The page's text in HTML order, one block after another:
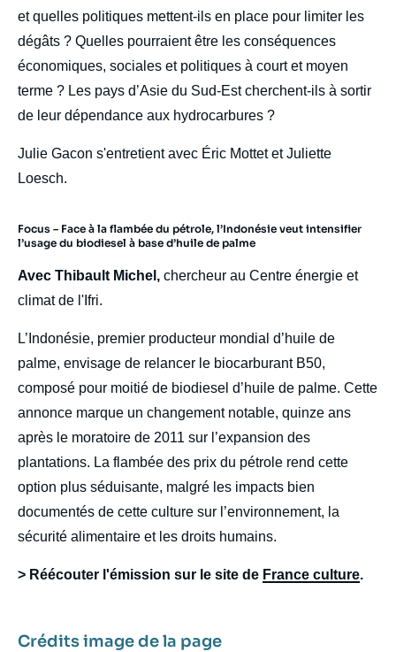
et quelles politiques mettent-ils en place pour limiter les
dégâts ? Quelles pourraient être les conséquences
économiques, sociales et politiques à court et moyen
terme ? Les pays d’Asie du Sud-Est cherchent-ils à sortir
de leur dépendance aux hydrocarbures ?
Julie Gacon s'entretient avec Éric Mottet et Juliette
Loesch.
Focus – Face à la flambée du pétrole, l’Indonésie veut intensifier
l’usage du biodiesel à base d’huile de palme
Avec Thibault Michel, chercheur au Centre énergie et
climat de l'Ifri.
L’Indonésie, premier producteur mondial d’huile de
palme, envisage de relancer le biocarburant B50,
composé pour moitié de biodiesel d’huile de palme. Cette
annonce marque un changement notable, quinze ans
après le moratoire de 2011 sur l’expansion des
plantations. La flambée des prix du pétrole rend cette
option plus séduisante, malgré les impacts bien
documentés de cette culture sur l’environnement, la
sécurité alimentaire et les droits humains.
> Réécouter l'émission sur le site de France culture.
Crédits image de la page